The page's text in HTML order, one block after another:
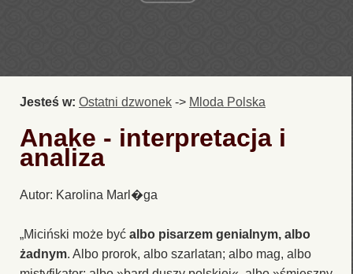
Jesteś w: Ostatni dzwonek -> Mloda Polska
Anake - interpretacja i
analiza
Autor: Karolina Marl�ga
„Miciński może być albo pisarzem genialnym, albo
żadnym. Albo prorok, albo szarlatan; albo mag, albo